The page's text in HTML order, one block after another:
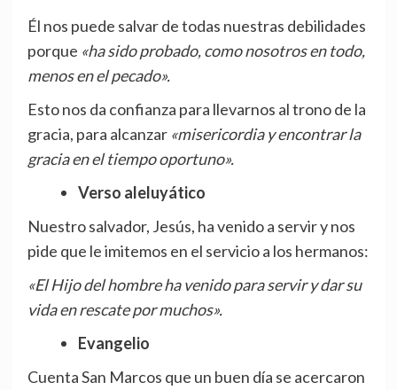
Él nos puede salvar de todas nuestras debilidades
porque «ha sido probado, como nosotros en todo,
menos en el pecado».
Esto nos da confianza para llevarnos al trono de la
gracia, para alcanzar «misericordia y encontrar la
gracia en el tiempo oportuno».
Verso aleluyático
Nuestro salvador, Jesús, ha venido a servir y nos
pide que le imitemos en el servicio a los hermanos:
«El Hijo del hombre ha venido para servir y dar su
vida en rescate por muchos».
Evangelio
Cuenta San Marcos que un buen día se acercaron